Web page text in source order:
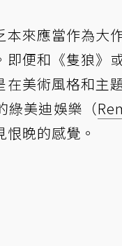
來應當作為大
便和《隻狼》
美術風格和主
綠美迪娛樂（
晚的感覺。